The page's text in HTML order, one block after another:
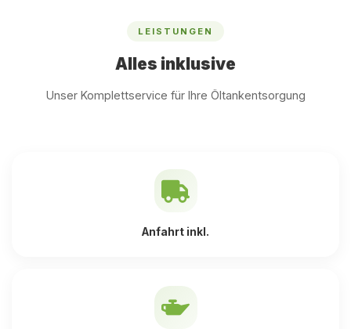
LEISTUNGEN
Alles inklusive
Unser Komplettservice für Ihre Öltankentsorgung
Anfahrt inkl.